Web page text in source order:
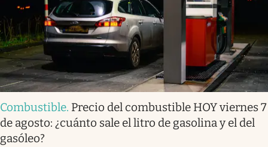
Combustible. Precio del combustible HOY viernes 7
de agosto: ¿cuánto sale el litro de gasolina y el del
gasóleo?